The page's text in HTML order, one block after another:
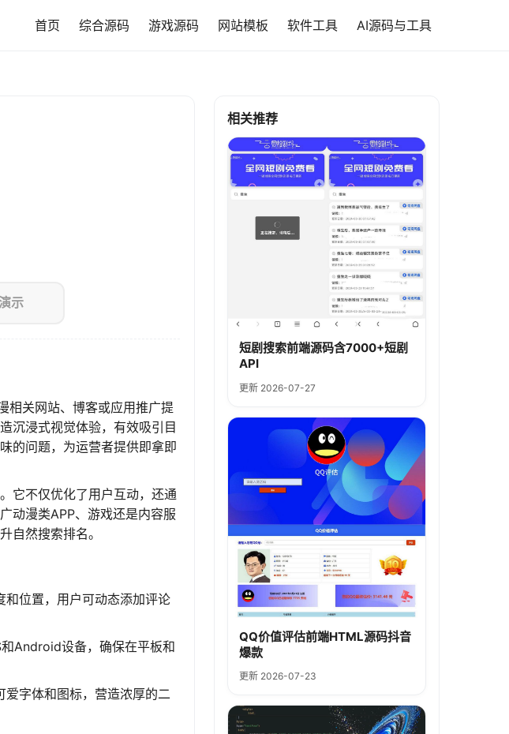
首页 综合源码 游戏源码 网站模板 软件工具 AI源码与工具
示
相关网站、博客或应用推广提
沉浸式视觉体验，有效吸引目
的问题，为运营者提供即拿即
它不仅优化了用户互动，还通
动漫类APP、游戏还是内容服
自然搜索排名。
和位置，用户可动态添加评论
Android设备，确保在平板和
爱字体和图标，营造浓厚的二
相关推荐
短剧搜索前端源码含7000+短剧
API
更新 2026-07-27
QQ价值评估前端HTML源码抖音
爆款
更新 2026-07-23